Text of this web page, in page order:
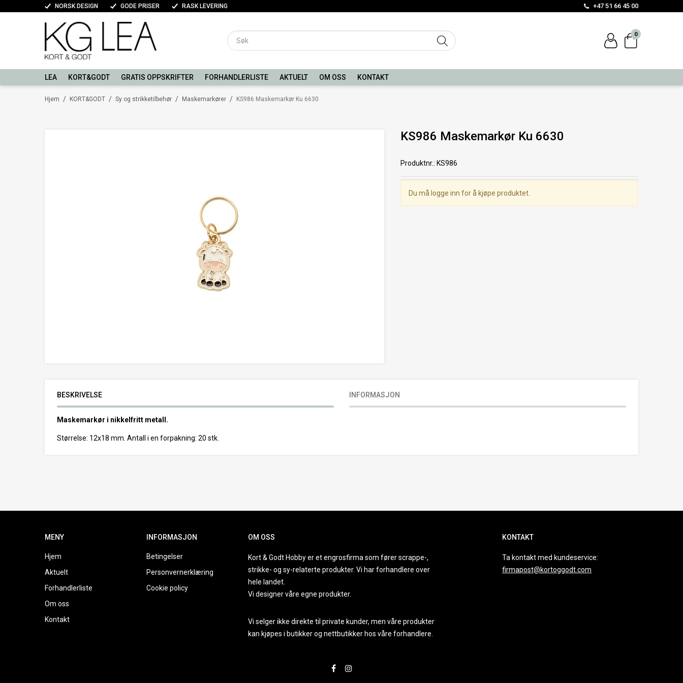
NORSK DESIGN GODE PRISER RASK LEVERING +47 51 66 45 00
0
LEA KORT&GODT GRATIS OPPSKRIFTER FORHANDLERLISTE AKTUELT OM OSS KONTAKT
/
Hjem /
KORT&GODT /
Sy og strikketilbehør /
Maskemarkører KS986 Maskemarkør Ku 6630
KS986 Maskemarkør Ku 6630
Produktnr.: KS986
Du må logge inn for å kjøpe produktet.
BESKRIVELSE INFORMASJON
Maskemarkør i nikkelfritt metall.
Størrelse: 12x18 mm. Antall i en forpakning: 20 stk.
MENY
Hjem
Aktuelt
Forhandlerliste
Om oss
Kontakt
INFORMASJON
Betingelser
Personvernerklæring
Cookie policy
OM OSS
Kort & Godt Hobby er et engrosfirma som fører scrappe-,
strikke- og sy-relaterte produkter. Vi har forhandlere over
hele landet.
Vi designer våre egne produkter.
Vi selger ikke direkte til private kunder, men våre produkter
kan kjøpes i butikker og nettbutikker hos våre forhandlere.
KONTAKT
Ta kontakt med kundeservice:
firmapost@kortoggodt.com